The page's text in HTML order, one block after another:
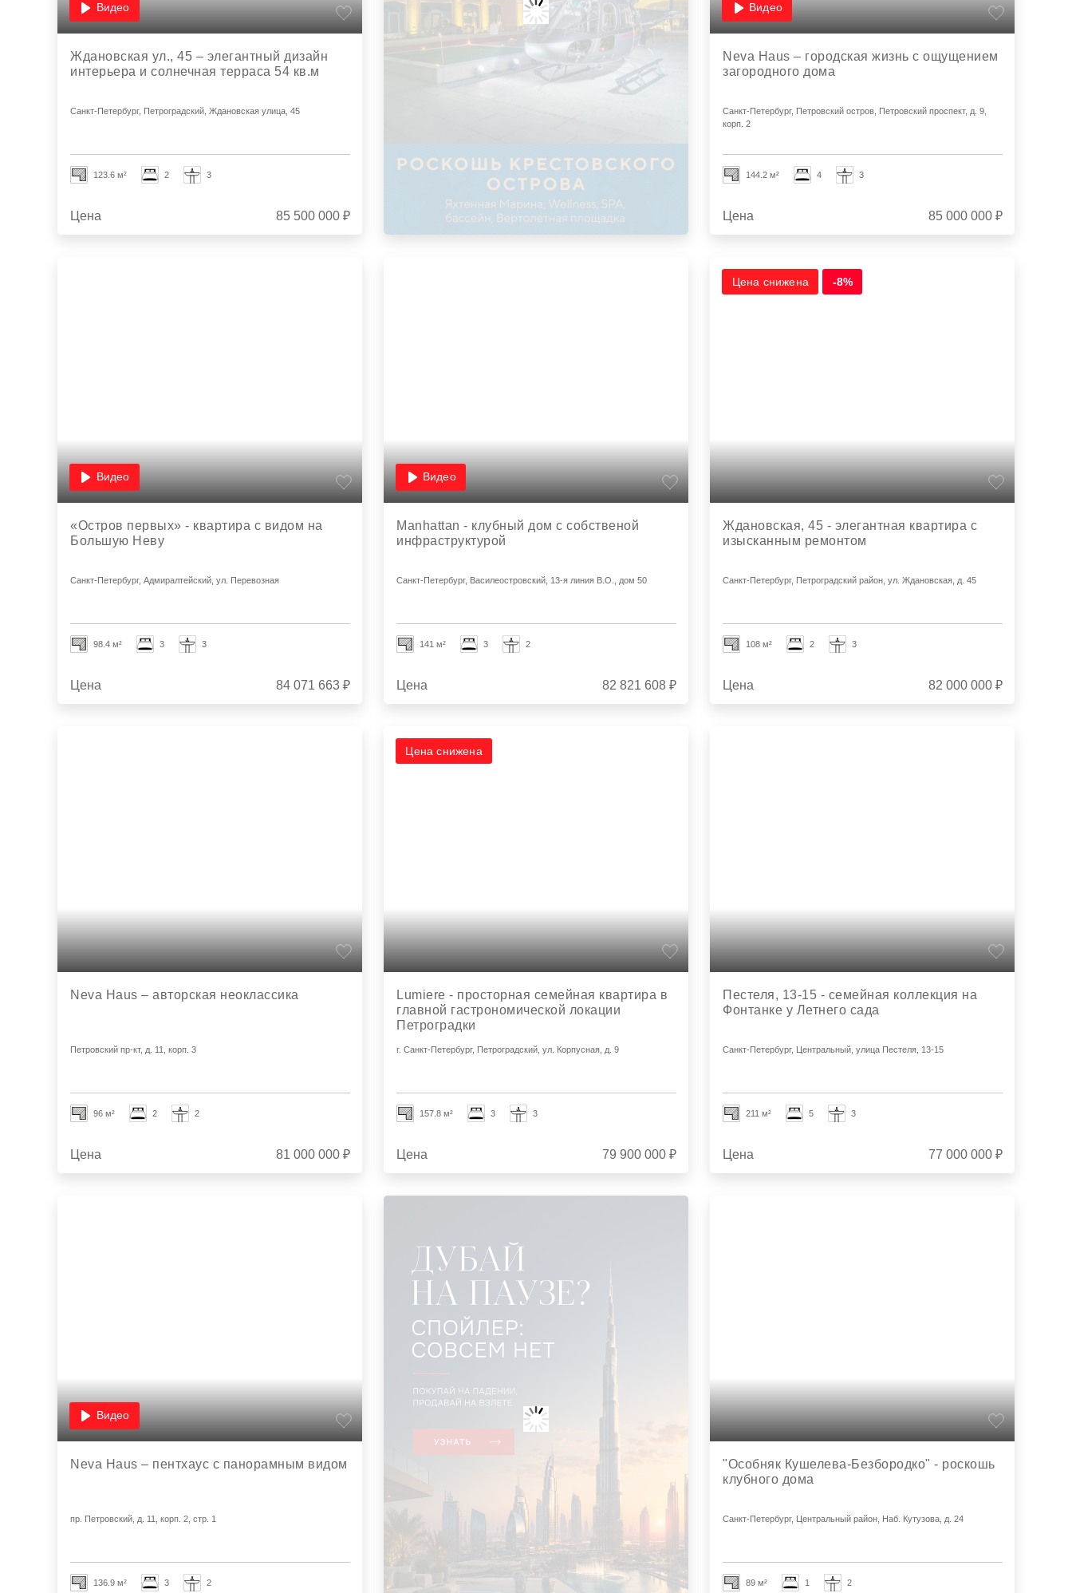
Видео
Ждановская ул., 45 – элегантный дизайн
интерьера и солнечная терраса 54 кв.м
Санкт-Петербург, Петроградский, Ждановская улица, 45
123.6 м² 2 3
Цена 85 500 000 ₽
Видео
Neva Haus – городская жизнь с ощущением
загородного дома
Санкт-Петербург, Петровский остров, Петровский проспект, д. 9,
корп. 2
144.2 м² 4 3
Цена 85 000 000 ₽
Видео
«Остров первых» - квартира с видом на
Большую Неву
Санкт-Петербург, Адмиралтейский, ул. Перевозная
98.4 м² 3 3
Цена 84 071 663 ₽
Видео
Manhattan - клубный дом с собственой
инфраструктурой
Санкт-Петербург, Василеостровский, 13-я линия В.О., дом 50
141 м² 3 2
Цена 82 821 608 ₽
Цена снижена -8%
Ждановская, 45 - элегантная квартира с
изысканным ремонтом
Санкт-Петербург, Петроградский район, ул. Ждановская, д. 45
108 м² 2 3
Цена 82 000 000 ₽
Neva Haus – авторская неоклассика
Петровский пр-кт, д. 11, корп. 3
96 м² 2 2
Цена 81 000 000 ₽
Цена снижена
Lumiere - просторная семейная квартира в
главной гастрономической локации
Петроградки
г. Санкт-Петербург, Петроградский, ул. Корпусная, д. 9
157.8 м² 3 3
Цена 79 900 000 ₽
Пестеля, 13-15 - семейная коллекция на
Фонтанке у Летнего сада
Санкт-Петербург, Центральный, улица Пестеля, 13-15
211 м² 5 3
Цена 77 000 000 ₽
Видео
Neva Haus – пентхаус с панорамным видом
пр. Петровский, д. 11, корп. 2, стр. 1
136.9 м² 3 2
"Особняк Кушелева-Безбородко" - роскошь
клубного дома
Санкт-Петербург, Центральный район, Наб. Кутузова, д. 24
89 м² 1 2